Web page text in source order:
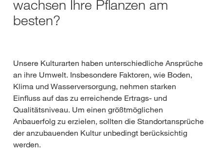
wachsen Ihre Pflanzen am
besten?
Unsere Kulturarten haben unterschiedliche Ansprüche
an ihre Umwelt. Insbesondere Faktoren, wie Boden,
Klima und Wasserversorgung, nehmen starken
Einfluss auf das zu erreichende Ertrags- und
Qualitätsniveau. Um einen größtmöglichen
Anbauerfolg zu erzielen, sollten die Standortansprüche
der anzubauenden Kultur unbedingt berücksichtig
werden.